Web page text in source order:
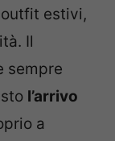
estivi,
Il
sempre
l’arrivo
a